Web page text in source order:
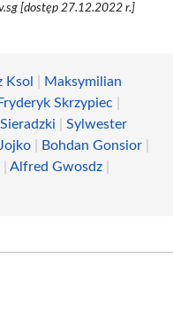
[dostęp 27.12.2022 r.]
Ksol
Maksymilian
Skrzypiec
|Sylwester
Bohdan Gonsior
|Alfred Gwosdz